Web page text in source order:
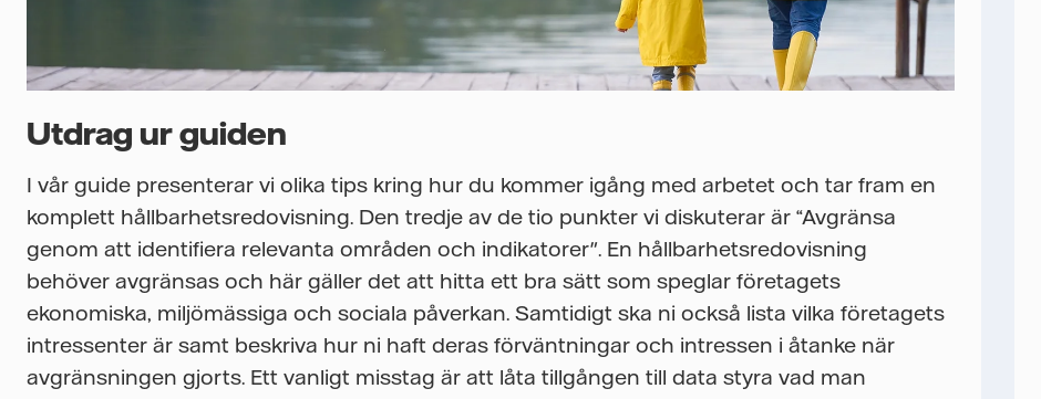
Utdrag ur guiden
I vår guide presenterar vi olika tips kring hur du kommer igång med arbetet och tar fram en
komplett hållbarhetsredovisning. Den tredje av de tio punkter vi diskuterar är “Avgränsa
genom att identifiera relevanta områden och indikatorer". En hållbarhetsredovisning
behöver avgränsas och här gäller det att hitta ett bra sätt som speglar företagets
ekonomiska, miljömässiga och sociala påverkan. Samtidigt ska ni också lista vilka företagets
intressenter är samt beskriva hur ni haft deras förväntningar och intressen i åtanke när
avgränsningen gjorts. Ett vanligt misstag är att låta tillgången till data styra vad man